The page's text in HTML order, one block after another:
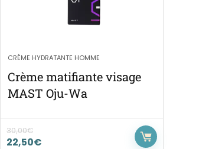
CRÈME HYDRATANTE HOMME
Crème matifiante visage
MAST Oju-Wa
30,00€
22,50€